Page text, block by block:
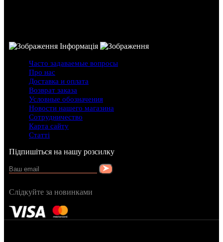
Інформація
Часто задаваемые вопросы
Про нас
Доставка и оплата
Возврат заказа
Условные обозначения
Новости нашего магазина
Сотрудничество
Карта сайту
Статті
Підпишіться на нашу розсилку
Слідкуйте за новинками